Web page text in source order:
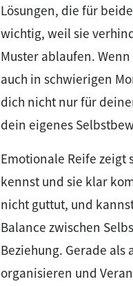
Lösungen, die für
wichtig, weil sie
Muster ablaufen.
auch in schwierigen
dich nicht nur für
dein eigenes
Emotionale Reife zeigt
kennst und sie klar
nicht guttut, und
Balance zwischen
Beziehung. Gerade
organisieren und